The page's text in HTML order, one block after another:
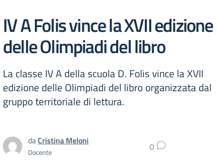
IV A Folis vince la XVII edizione
delle Olimpiadi del libro
La classe IV A della scuola D. Folis vince la XVII
edizione delle Olimpiadi del libro organizzata dal
gruppo territoriale di lettura.
daCristina Meloni
Docente 0